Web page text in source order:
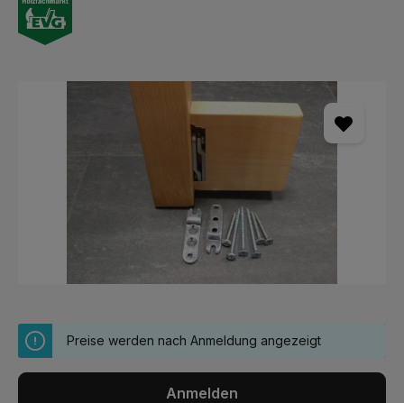
Preise werden nach Anmeldung angezeigt
Anmelden